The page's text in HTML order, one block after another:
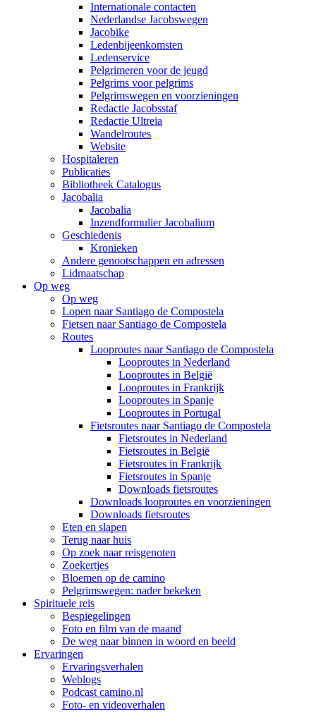
Internationale contacten
Nederlandse Jacobswegen
Jacobike
Ledenbijeenkomsten
Ledenservice
Pelgrimeren voor de jeugd
Pelgrims voor pelgrims
Pelgrimswegen en voorzieningen
Redactie Jacobsstaf
Redactie Ultreia
Wandelroutes
Website
Hospitaleren
Publicaties
Bibliotheek Catalogus
Jacobalia
Jacobalia
Inzendformulier Jacobalium
Geschiedenis
Kronieken
Andere genootschappen en adressen
Lidmaatschap
Op weg
Op weg
Lopen naar Santiago de Compostela
Fietsen naar Santiago de Compostela
Routes
Looproutes naar Santiago de Compostela
Looproutes in Nederland
Looproutes in België
Looproutes in Frankrijk
Looproutes in Spanje
Looproutes in Portugal
Fietsroutes naar Santiago de Compostela
Fietsroutes in Nederland
Fietsroutes in België
Fietsroutes in Frankrijk
Fietsroutes in Spanje
Downloads fietsroutes
Downloads looproutes en voorzieningen
Downloads fietsroutes
Eten en slapen
Terug naar huis
Op zoek naar reisgenoten
Zoekertjes
Bloemen op de camino
Pelgrimswegen: nader bekeken
Spirituele reis
Bespiegelingen
Foto en film van de maand
De weg naar binnen in woord en beeld
Ervaringen
Ervaringsverhalen
Weblogs
Podcast camino.nl
Foto- en videoverhalen